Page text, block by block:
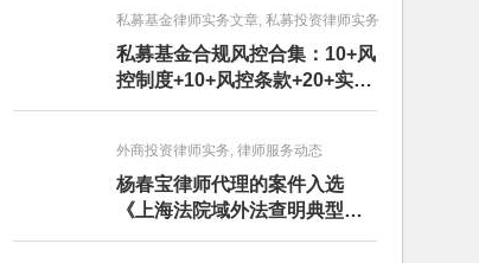
私募基金律师实务文章, 私募投资律师实务
私募基金合规风控合集：10+风
控制度+10+风控条款+20+实务
文章+每月动态
外商投资律师实务, 律师服务动态
杨春宝律师代理的案件入选
《上海法院域外法查明典型案
例》